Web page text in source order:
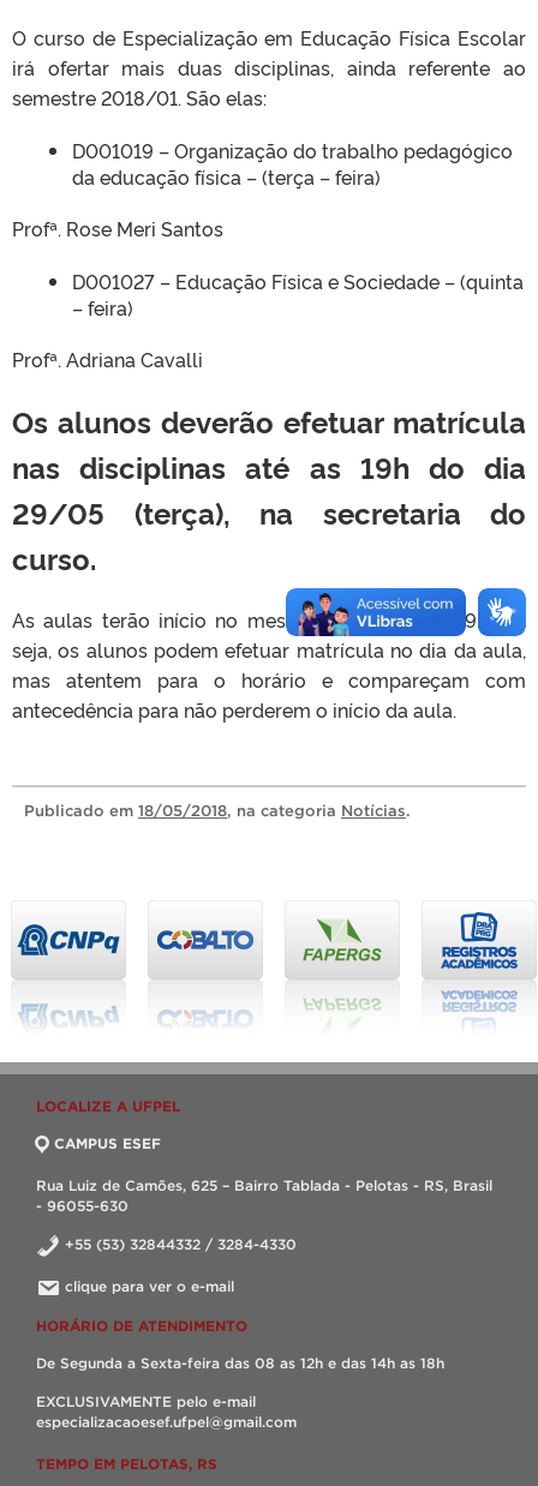
O curso de Especialização em Educação Física Escolar
irá ofertar mais duas disciplinas, ainda referente ao
semestre 2018/01. São elas:
D001019 – Organização do trabalho pedagógico
da educação física – (terça – feira)
Profª. Rose Meri Santos
D001027 – Educação Física e Sociedade – (quinta
– feira)
Profª. Adriana Cavalli
Os alunos deverão efetuar matrícula
nas disciplinas até as 19h do dia
29/05 (terça), na secretaria do
curso.
As aulas terão início no mesmo dia 29/05 as 19h. Ou
seja, os alunos podem efetuar matrícula no dia da aula,
mas atentem para o horário e compareçam com
antecedência para não perderem o início da aula.
Publicado em 18/05/2018, na categoria Notícias.
LOCALIZE A UFPEL
CAMPUS ESEF
Rua Luiz de Camões, 625 – Bairro Tablada - Pelotas - RS, Brasil
- 96055-630
+55 (53) 32844332 / 3284-4330
clique para ver o e-mail
HORÁRIO DE ATENDIMENTO
De Segunda a Sexta-feira das 08 as 12h e das 14h as 18h
EXCLUSIVAMENTE pelo e-mail
especializacaoesef.ufpel@gmail.com
TEMPO EM PELOTAS, RS